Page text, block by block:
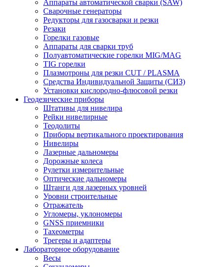
Аппараты автоматической сварки (SAW)
Сварочные генераторы
Редукторы для газосварки и резки
Резаки
Горелки газовые
Аппараты для сварки труб
Полуавтоматические горелки MIG/MAG
TIG горелки
Плазмотроны для резки CUT / PLASMA
Средства Индивидуальной Защиты (СИЗ)
Установки кислородно-флюсовой резки
Геодезические приборы
Штативы для нивелира
Рейки нивелирные
Теодолиты
Приборы вертикального проектирования
Нивелиры
Лазерные дальномеры
Дорожные колеса
Рулетки измерительные
Оптические дальномеры
Штанги для лазерных уровней
Уровни строительные
Отражатель
Угломеры, уклономеры
GNSS приемники
Тахеометры
Трегеры и адаптеры
Лабораторное оборудование
Весы